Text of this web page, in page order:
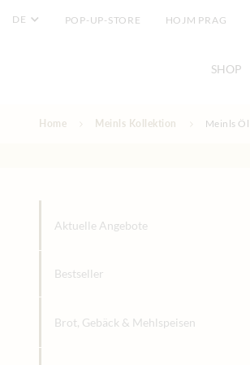
DE POP-UP-STORE HOJM PRAG
SHOP
Home Meinls Kollektion Meinls Öl
Meinls
Aktuelle Angebote
Bestseller
Brot, Gebäck & Mehlspeisen